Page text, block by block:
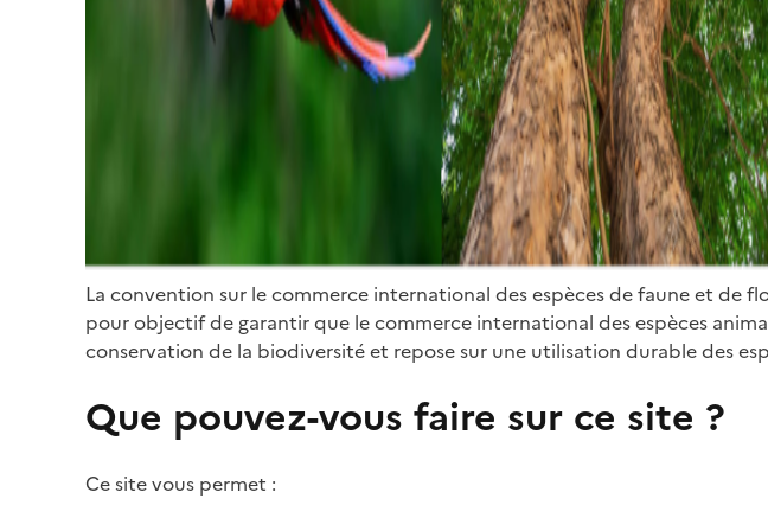
La convention sur le commerce international des espèces de faune et de
pour objectif de garantir que le commerce international des espèces
conservation de la biodiversité et repose sur une utilisation durable des
Que pouvez-vous faire sur ce site ?
Ce site vous permet :